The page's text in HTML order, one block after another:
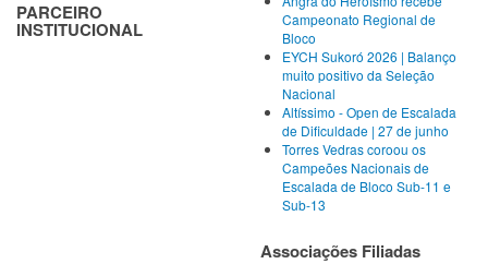
PARCEIRO
INSTITUCIONAL
Campeonato Regional de
Bloco
EYCH Sukoró 2026 | Balanço
muito positivo da Seleção
Nacional
Altíssimo - Open de Escalada
de Dificuldade | 27 de junho
Torres Vedras coroou os
Campeões Nacionais de
Escalada de Bloco Sub-11 e
Sub-13
Associações Filiadas